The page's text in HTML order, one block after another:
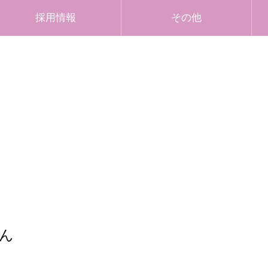
採用情報 その他